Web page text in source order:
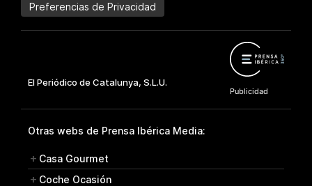
Preferencias de Privacidad
Otras webs de Prensa Ibérica Media:
Casa Gourmet
Coche Ocasión